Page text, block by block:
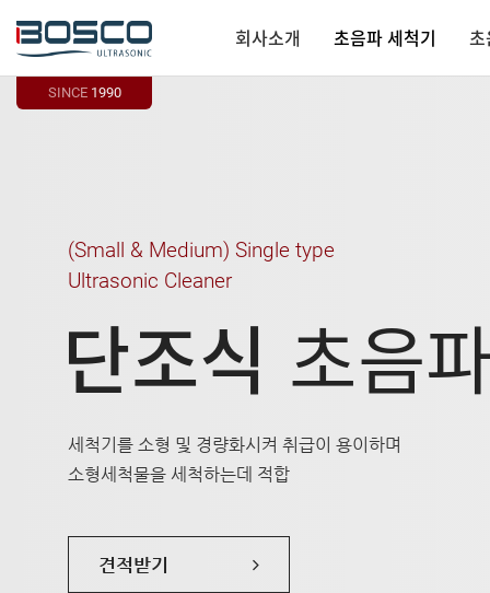
SINCE 1990
회사소개 초음파 세척기
(Small & Medium) Single type
Ultrasonic Cleaner
단조식 초음
세척기를 소형 및 경량화시켜 취급이 용이하며
소형세척물을 세척하는데 적합
견적받기